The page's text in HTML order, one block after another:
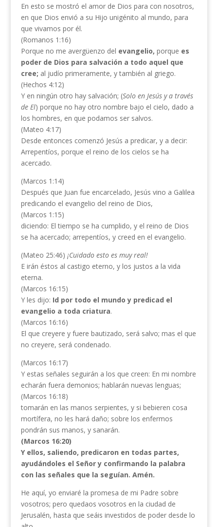
En esto se mostró el amor de Dios para con nosotros,
en que Dios envió a su Hijo unigénito al mundo, para
que vivamos por él.
(Romanos 1:16)
Porque no me avergüenzo del evangelio, porque es
poder de Dios para salvación a todo aquel que
cree; al judío primeramente, y también al griego.
(Hechos 4:12)
Y en ningún otro hay salvación; (Solo en Jesús y a través
de El) porque no hay otro nombre bajo el cielo, dado a
los hombres, en que podamos ser salvos.
(Mateo 4:17)
Desde entonces comenzó Jesús a predicar, y a decir:
Arrepentíos, porque el reino de los cielos se ha
acercado.
(Marcos 1:14)
Después que Juan fue encarcelado, Jesús vino a Galilea
predicando el evangelio del reino de Dios,
(Marcos 1:15)
diciendo: El tiempo se ha cumplido, y el reino de Dios
se ha acercado; arrepentíos, y creed en el evangelio.
(Mateo 25:46) ¡Cuidado esto es muy real!
E irán éstos al castigo eterno, y los justos a la vida
eterna.
(Marcos 16:15)
Y les dijo: Id por todo el mundo y predicad el
evangelio a toda criatura.
(Marcos 16:16)
El que creyere y fuere bautizado, será salvo; mas el que
no creyere, será condenado.
(Marcos 16:17)
Y estas señales seguirán a los que creen: En mi nombre
echarán fuera demonios; hablarán nuevas lenguas;
(Marcos 16:18)
tomarán en las manos serpientes, y si bebieren cosa
mortífera, no les hará daño; sobre los enfermos
pondrán sus manos, y sanarán.
(Marcos 16:20)
Y ellos, saliendo, predicaron en todas partes,
ayudándoles el Señor y confirmando la palabra
con las señales que la seguían. Amén.
He aquí, yo enviaré la promesa de mi Padre sobre
vosotros; pero quedaos vosotros en la ciudad de
Jerusalén, hasta que seáis investidos de poder desde lo